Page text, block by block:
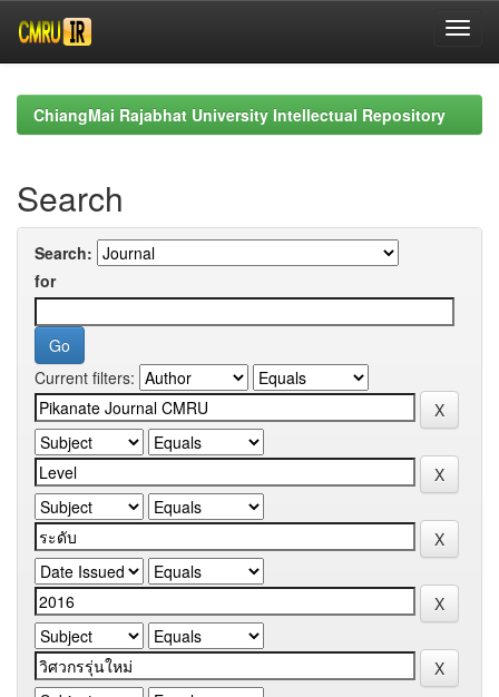
navigationChiangMai Rajabhat University Intellectual Repository
Search
Search:
for
Current filters: